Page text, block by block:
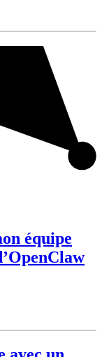
équipe